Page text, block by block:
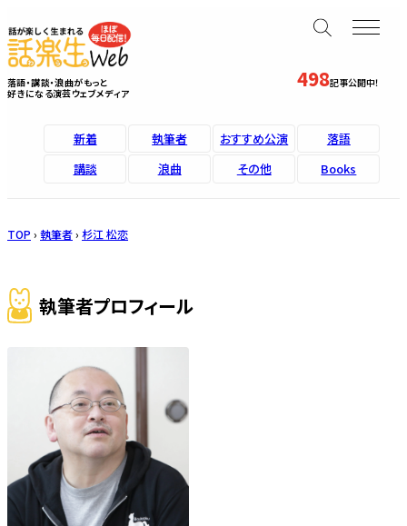
498記事公開中！
落語・講談・浪曲がもっと
好きになる演芸ウェブメディア
新着 執筆者 おすすめ公演
落語
講談
浪曲 その他 Books
TOP › 執筆者› 杉江 松恋
執筆者プロフィール